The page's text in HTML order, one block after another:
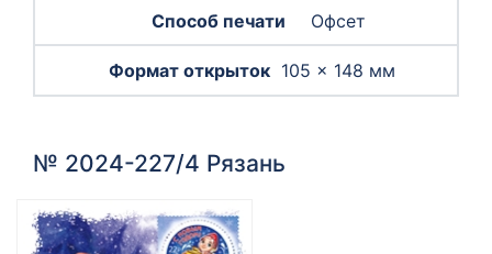
Офсет
105 × 148 мм
№ 2024-227/4 Рязань